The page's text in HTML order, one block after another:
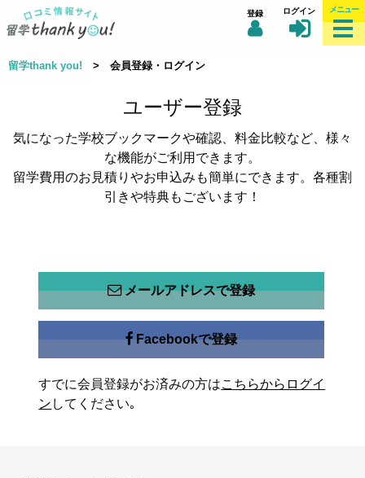
登録 ログイン メニュー
留学thank you! > 会員登録・ログイン
ユーザー登録
気になった学校ブックマークや確認、料金比較など、様々
な機能がご利用できます。
留学費用のお見積りやお申込みも簡単にできます。各種割
引きや特典もございます！
メールアドレスで登録
Facebookで登録
すでに会員登録がお済みの方はこちらからログイ
ン してください｡